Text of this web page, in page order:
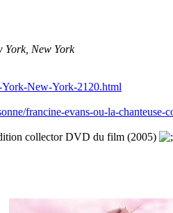
York, New York
New-York-2120.html
francine-evans-ou-la-chanteuse-
collector DVD du film (2005)